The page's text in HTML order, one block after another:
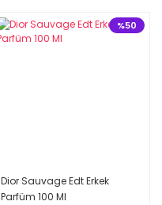
%50
Dior Sauvage Edt Erkek
Parfüm 100 Ml